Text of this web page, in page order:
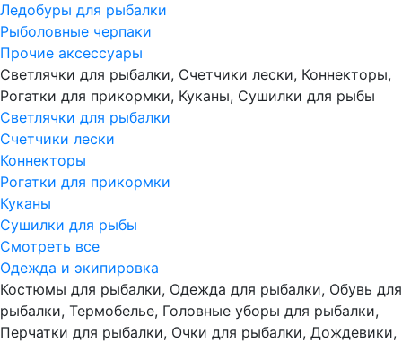
Ледобуры для рыбалки
Рыболовные черпаки
Прочие аксессуары
Светлячки для рыбалки, Счетчики лески, Коннекторы,
Рогатки для прикормки, Куканы, Сушилки для рыбы
Светлячки для рыбалки
Счетчики лески
Коннекторы
Рогатки для прикормки
Куканы
Сушилки для рыбы
Смотреть все
Одежда и экипировка
Костюмы для рыбалки, Одежда для рыбалки, Обувь для
рыбалки, Термобелье, Головные уборы для рыбалки,
Перчатки для рыбалки, Очки для рыбалки, Дождевики,